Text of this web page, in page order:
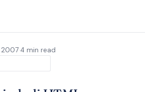
2007·4 min read